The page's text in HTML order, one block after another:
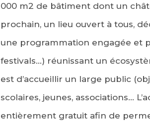
000 m2 de bâtiment dont un
prochain, un lieu ouvert à tous,
une programmation engagée et
festivals…) réunissant un
est d’accueillir un large public
scolaires, jeunes, associations…
entièrement gratuit afin de